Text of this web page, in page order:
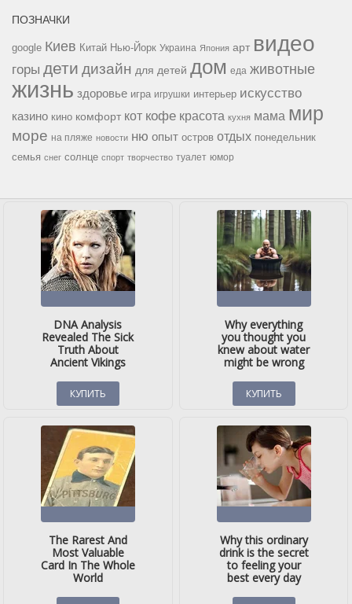
ПОЗНАЧКИ
google Киев Китай Нью-Йорк Украина Япония арт видео
горы дети дизайн для детей дом еда животные
жизнь здоровье игра игрушки интерьер искусство
казино кино комфорт кот кофе красота кухня мама мир
море на пляже новости ню опыт остров отдых понедельник
семья снег солнце спорт творчество туалет юмор